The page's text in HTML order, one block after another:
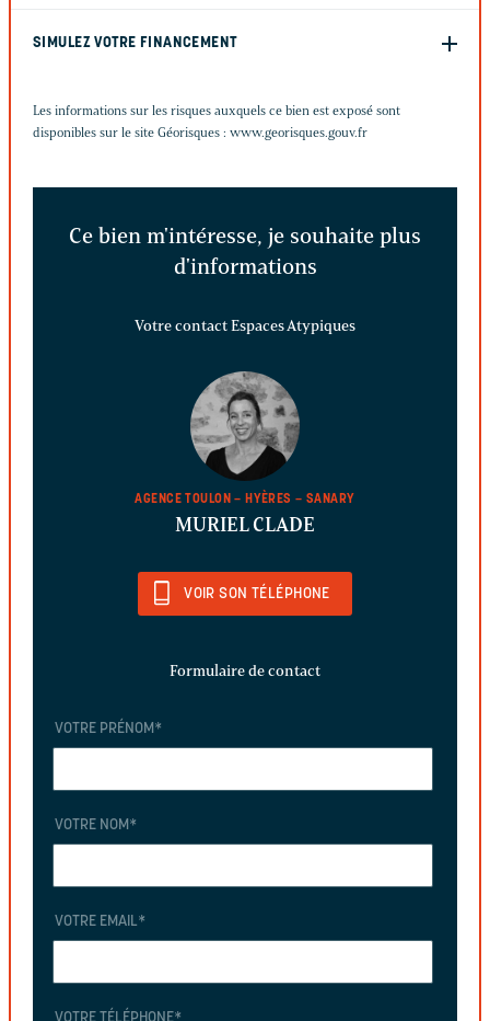
SIMULEZ VOTRE FINANCEMENT
Les informations sur les risques auxquels ce bien est exposé sont
disponibles sur le site Géorisques : www.georisques.gouv.fr
Ce bien m'intéresse, je souhaite plus
d'informations
Votre contact Espaces Atypiques
AGENCE TOULON – HYÈRES – SANARY
MURIEL CLADE
VOIR SON TÉLÉPHONE
Formulaire de contact
VOTRE PRÉNOM*
VOTRE NOM*
VOTRE EMAIL*